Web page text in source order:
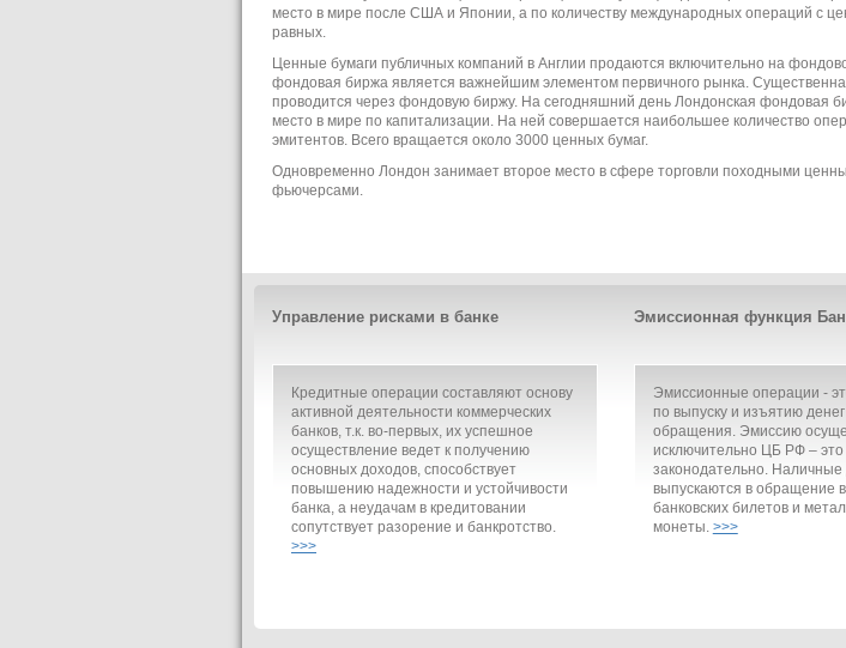
место в мире после США и Японии, а по количеству международных операций с
равных.
Ценные бумаги публичных компаний в Англии продаются включительно на
фондовая биржа является важнейшим элементом первичного рынка.
проводится через фондовую биржу. На сегодняшний день Лондонская фондовая
место в мире по капитализации. На ней совершается наибольшее количество
эмитентов. Всего вращается около 3000 ценных бумаг.
Одновременно Лондон занимает второе место в сфере торговли походными
фьючерсами.
Управление рисками в банке
Кредитные операции составляют основу
активной деятельности коммерческих
банков, т.к. во-первых, их успешное
осуществление ведет к получению
основных доходов, способствует
повышению надежности и устойчивости
банка, а неудачам в кредитовании
сопутствует разорение и банкротство.
>>>
Эмиссионная функция
Эмиссионные операции -
по выпуску и изъятию
обращения. Эмиссию
исключительно ЦБ РФ – это
законодательно. Наличные
выпускаются в обращение
банковских билетов и
монеты. >>>